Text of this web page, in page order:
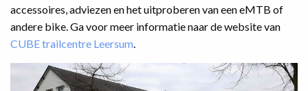
accessoires, adviezen en het uitproberen van een eMTB of
andere bike. Ga voor meer informatie naar de website van
CUBE trailcentre Leersum.